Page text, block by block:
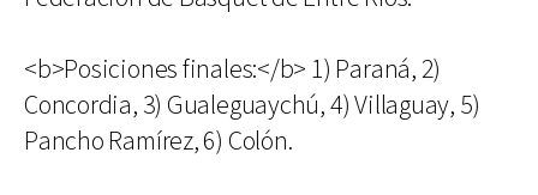
<b>Posiciones finales:</b> 1) Paraná, 2)
Concordia, 3) Gualeguaychú, 4) Villaguay, 5)
Pancho Ramírez, 6) Colón.